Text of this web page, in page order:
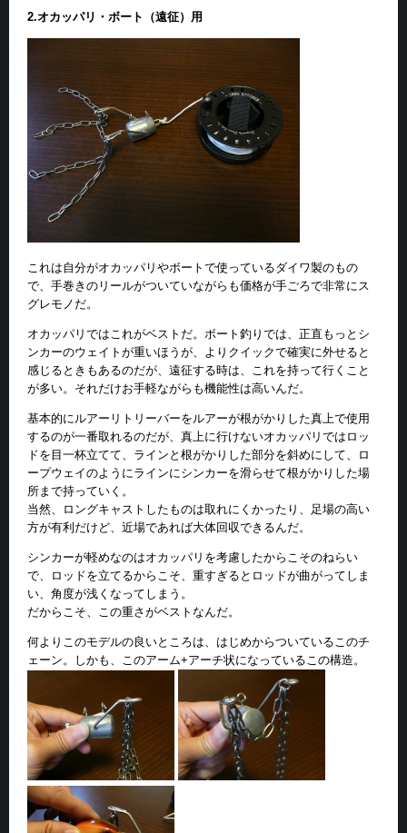
2.オカッパリ・ボート（遠征）用
これは自分がオカッパリやボートで使っているダイワ製のもの
で、手巻きのリールがついていながらも価格が手ごろで非常にス
グレモノだ。
オカッパリではこれがベストだ。ボート釣りでは、正直もっとシ
ンカーのウェイトが重いほうが、よりクイックで確実に外せると
感じるときもあるのだが、遠征する時は、これを持って行くこと
が多い。それだけお手軽ながらも機能性は高いんだ。
基本的にルアーリトリーバーをルアーが根がかりした真上で使用
するのが一番取れるのだが、真上に行けないオカッパリではロッ
ドを目一杯立てて、ラインと根がかりした部分を斜めにして、ロ
ープウェイのようにラインにシンカーを滑らせて根がかりした場
所まで持っていく。
当然、ロングキャストしたものは取れにくかったり、足場の高い
方が有利だけど、近場であれば大体回収できるんだ。
シンカーが軽めなのはオカッパリを考慮したからこそのねらい
で、ロッドを立てるからこそ、重すぎるとロッドが曲がってしま
い、角度が浅くなってしまう。
だからこそ、この重さがベストなんだ。
何よりこのモデルの良いところは、はじめからついているこのチ
ェーン。しかも、このアーム+アーチ状になっているこの構造。